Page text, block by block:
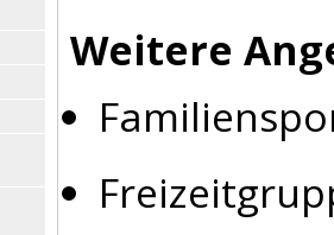
Weitere